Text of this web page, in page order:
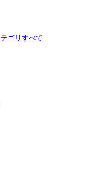
ゴリすべて